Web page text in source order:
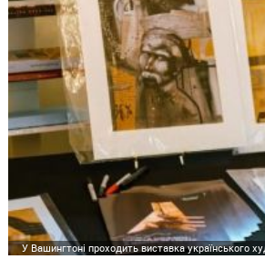
У Вашингтоні проходить виставка українського